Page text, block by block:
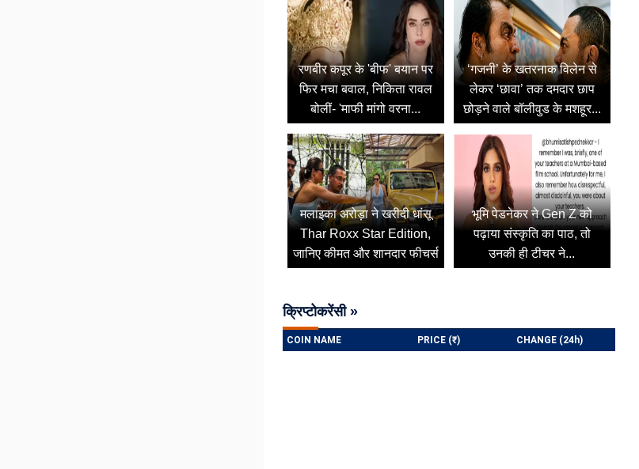
रणबीर कपूर के 'बीफ' बयान पर
फिर मचा बवाल, निकिता रावल
बोलीं- 'माफी मांगो वरना...
‘गजनी’ के खतरनाक विलेन से
लेकर ‘छावा’ तक दमदार छाप
छोड़ने वाले बॉलीवुड के मशहूर...
मलाइका अरोड़ा ने खरीदी धांसू
Thar Roxx Star Edition,
जानिए कीमत और शानदार फीचर्स
भूमि पेडनेकर ने Gen Z को
पढ़ाया संस्कृति का पाठ, तो
उनकी ही टीचर ने...
क्रिप्टोकरेंसी »